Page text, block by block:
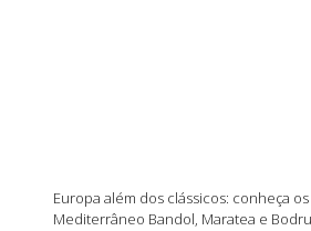
Europa além dos clássicos: conheça
Mediterrâneo Bandol, Maratea e